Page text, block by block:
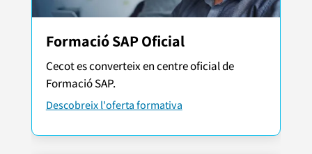
Formació SAP Oficial
Cecot es converteix en centre oficial de
Formació SAP.
Descobreix l'oferta formativa